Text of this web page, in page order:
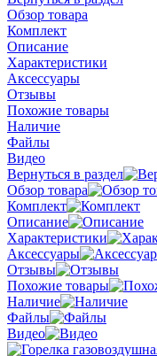
Обзор товара
Комплект
Описание
Характеристики
Аксессуары
Отзывы
Похожие товары
Наличие
Файлы
Видео
Вернуться в раздел
Обзор товара
Комплект
Описание
Характеристики
Аксессуары
Отзывы
Похожие товары
Наличие
Файлы
Видео